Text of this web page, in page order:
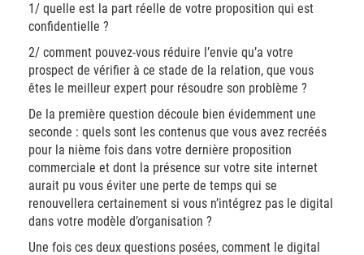
1/ quelle est la part réelle de votre proposition qui est
confidentielle ?
2/ comment pouvez-vous réduire l’envie qu’a votre
prospect de vérifier à ce stade de la relation, que vous
êtes le meilleur expert pour résoudre son problème ?
De la première question découle bien évidemment une
seconde : quels sont les contenus que vous avez recréés
pour la nième fois dans votre dernière proposition
commerciale et dont la présence sur votre site internet
aurait pu vous éviter une perte de temps qui se
renouvellera certainement si vous n’intégrez pas le digital
dans votre modèle d’organisation ?
Une fois ces deux questions posées, comment le digital